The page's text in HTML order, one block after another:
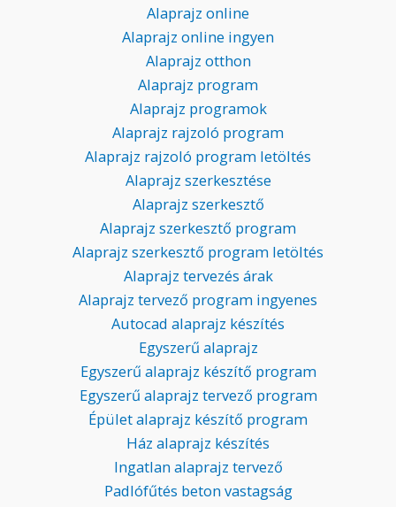
Alaprajz online
Alaprajz online ingyen
Alaprajz otthon
Alaprajz program
Alaprajz programok
Alaprajz rajzoló program
Alaprajz rajzoló program letöltés
Alaprajz szerkesztése
Alaprajz szerkesztő
Alaprajz szerkesztő program
Alaprajz szerkesztő program letöltés
Alaprajz tervezés árak
Alaprajz tervező program ingyenes
Autocad alaprajz készítés
Egyszerű alaprajz
Egyszerű alaprajz készítő program
Egyszerű alaprajz tervező program
Épület alaprajz készítő program
Ház alaprajz készítés
Ingatlan alaprajz tervező
Padlófűtés beton vastagság